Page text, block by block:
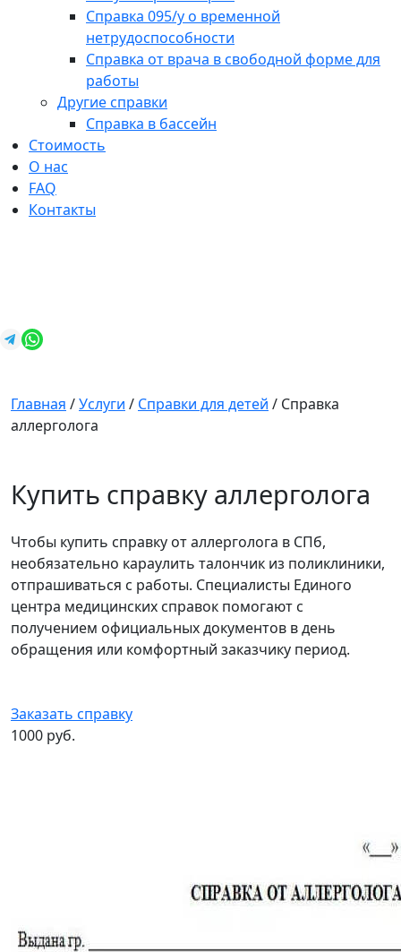
Справка 095/у о временной
нетрудоспособности
Справка от врача в свободной форме для
работы
Другие справки
Справка в бассейн
Стоимость
О нас
FAQ
Контакты
Главная /Услуги / Справки для детей / Справка
аллерголога
Купить справку аллерголога
Чтобы купить справку от аллерголога в СПб,
необязательно караулить талончик из поликлиники,
отпрашиваться с работы. Специалисты Единого
центра медицинских справок помогают с
получением официальных документов в день
обращения или комфортный заказчику период.
Заказать справку
1000 руб.